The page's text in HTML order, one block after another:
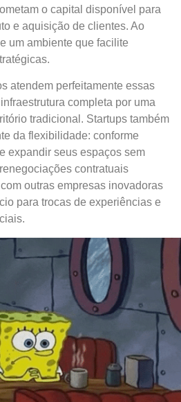
o capital disponível para
e aquisição de clientes. Ao
um ambiente que facilite
atendem perfeitamente essas
completa por uma
tradicional. Startups também
da flexibilidade: conforme
expandir seus espaços sem
contratuais
outras empresas inovadoras
para trocas de experiências e